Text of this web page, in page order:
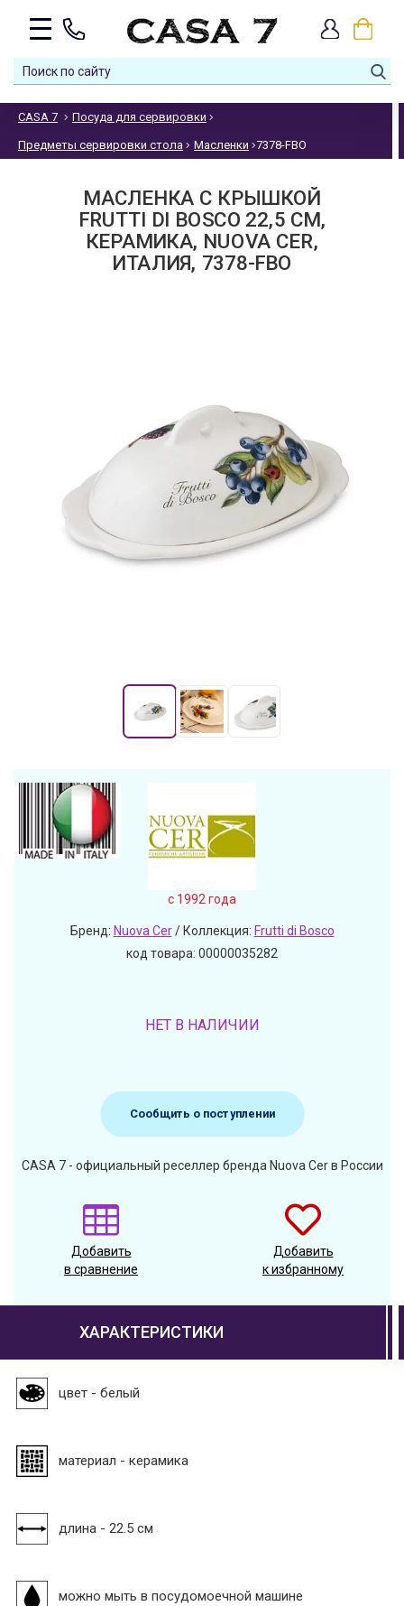
CASA 7 Посуда для сервировки
Предметы сервировки стола Масленки 7378-FBO
МАСЛЕНКА С КРЫШКОЙ
FRUTTI DI BOSCO 22,5 СМ,
КЕРАМИКА, NUOVA CER,
ИТАЛИЯ, 7378-FBO
c 1992 года
Бренд: Nuova Cer/ Коллекция: Frutti di Bosco
код товара: 00000035282
НЕТ В НАЛИЧИИ
Сообщить о поступлении
CASA 7 - официальный реселлер бренда Nuova Cer в России
Добавить
в сравнение
Добавить
к избранному
ХАРАКТЕРИСТИКИ
цвет - белый
материал - керамика
длина - 22.5 см
можно мыть в посудомоечной машине